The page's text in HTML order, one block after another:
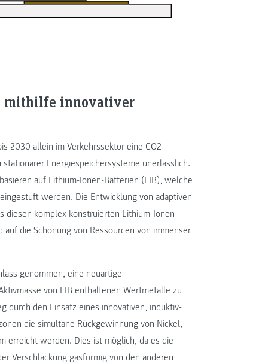
mithilfe innovativer
2030 allein im Verkehrssektor eine CO2-
Energiespeichersysteme unerlässlich.
auf Lithium-Ionen-Batterien (LIB), welche
werden. Die Entwicklung von adaptiven
diesen komplex konstruierten Lithium-Ionen-
die Schonung von Ressourcen von immenser
genommen, eine neuartige
von LIB enthaltenen Wertmetalle zu
durch den Einsatz eines innovativen, induktiv-
die simultane Rückgewinnung von Nickel,
erreicht werden. Dies ist möglich, da es die
Verschlackung gasförmig von den anderen